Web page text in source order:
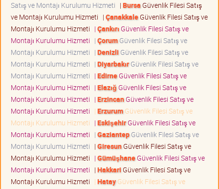
Satış ve Montajı Kurulumu Hizmeti | Bursa Güvenlik Filesi Satış
ve Montajı Kurulumu Hizmeti | ÇanakkaleGüvenlik Filesi Satış ve
Montajı Kurulumu Hizmeti | Çankırı Güvenlik Filesi Satış ve
Montajı Kurulumu Hizmeti | ÇorumGüvenlik Filesi Satış ve
Montajı Kurulumu Hizmeti | Denizli Güvenlik Filesi Satış ve
Montajı Kurulumu Hizmeti | DiyarbakırGüvenlik Filesi Satış ve
Montajı Kurulumu Hizmeti | EdirneGüvenlik Filesi Satış ve
Montajı Kurulumu Hizmeti | Elazığ Güvenlik Filesi Satış ve
Montajı Kurulumu Hizmeti | ErzincanGüvenlik Filesi Satış ve
Montajı Kurulumu Hizmeti | ErzurumGüvenlik Filesi Satış ve
Montajı Kurulumu Hizmeti | EskişehirGüvenlik Filesi Satış ve
Montajı Kurulumu Hizmeti | GaziantepGüvenlik Filesi Satış ve
Montajı Kurulumu Hizmeti | GiresunGüvenlik Filesi Satış ve
Montajı Kurulumu Hizmeti | GümüşhaneGüvenlik Filesi Satış ve
Montajı Kurulumu Hizmeti | Hakkari Güvenlik Filesi Satış ve
Montajı Kurulumu Hizmeti | HatayGüvenlik Filesi Satış ve